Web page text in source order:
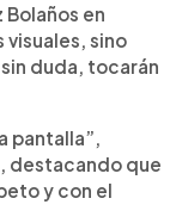
en
visuales, sino
duda, tocarán
pantalla”,
destacando que
y con el